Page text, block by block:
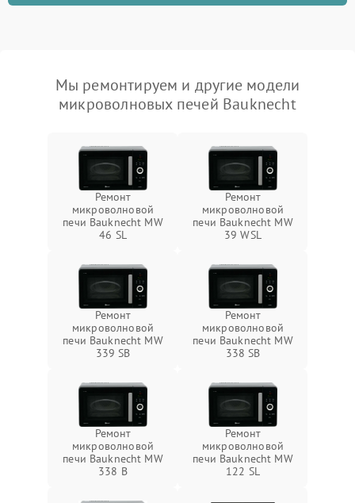
Мы ремонтируем и другие модели
микроволновых печей Bauknecht
Ремонт
микроволновой
печи Bauknecht MW
46 SL
Ремонт
микроволновой
печи Bauknecht MW
39 WSL
Ремонт
микроволновой
печи Bauknecht MW
339 SB
Ремонт
микроволновой
печи Bauknecht MW
338 SB
Ремонт
микроволновой
печи Bauknecht MW
338 B
Ремонт
микроволновой
печи Bauknecht MW
122 SL